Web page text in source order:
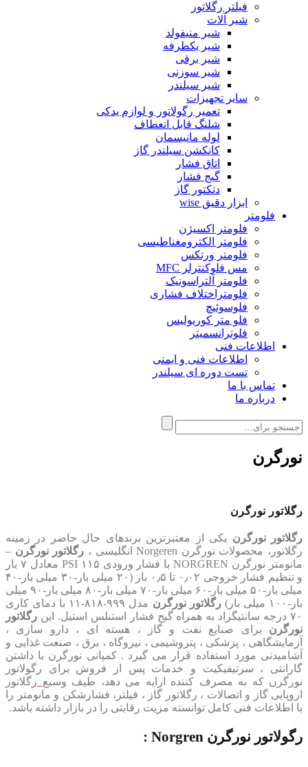
فیلتر رگلاتور
شیر آلات
شیر منیفولد
شیر یکطرفه
شیر برقی
شیر سوزنی
شیر سیلندر
سایر تجهیزات
تعمیر رگولاتور و لوازم یدکی
شلنگ قابل انعطاف
لوله مانیسمان
کانکشن سیلندر گاز
اتاق فشار
گیج فشار
دتکتور گاز
ابزار دقیق wise
فلومتر
فلومتر اکسیژن
فلومتر الکترومغناطیسی
فلومتر ورتکس
مس فلوکنترلر MFC
فلومتر آلتراسونیک
فلومتراختلاف فشاری
فلوسوئیچ
فلو متر کوریولیس
فلوترانسمیتر
اطلاعات فنی
اطلاعات فنی و ایمنی
تست دوره ای سیلندر
تماس با ما
درباره ما
نورگرن
رگلاتور نورگرن
رگلاتور نورگرن یکی از معتبرترین برندهای حال حاضر در زمینه
رگلاتور، محصولات نورگرن Norgeren انگلیسی ،
رگلاتور نورگرن –
مانومتر نورگرن NORGREN با فشار ورودی ۱۱۵ PSI معادل ۷ بار
و تنظیم فشار خروجی ۰٫۰۲ تا ۰٫۵ بار (۲۰ میلی بار-۳۰ میلی بار-۴۰
میلی بار-۵۰ میلی بار-۶۰ میلی بار-۷۰ میلی بار-۸۰ میلی بار-۹۰ میلی
بار-۱۰۰ میلی بار)
رگلاتور نورگرن
مدل ۹۹۹-۸۱۸-۱۱ با دمای کاری
۷۰ درجه سانتیگراد به همراه گیج فشار استنلس استیل. این
رگلاتور
نورگرن برای صنایع نفت و گاز ، هسته ای ، دارو سازی ،
آزمایشگاهی ، پزشکی ، پتروشیمی ، نیروگاه ، برق ، صنعت غذایی و
آشامیدنی مورد استفاده قرار می گیرد . کمپانی نورگرن با داشتن
گارانتی ، سرتیفیکیت و خدمات پس از فروش برای رگولاتور
نورگرن که به مصرف کننده ارایه می دهد، طیف وسیع رگلاتور
اروپایی گاز و اتصالات ، رگلاتور گاز ، فیلتر، فشارشکن و مانومتر را
با اطلاعات فنی کامل توانسته مزیت رقابتی را در بازار داشته باشد.
رگولاتور نورگرن Norgren :